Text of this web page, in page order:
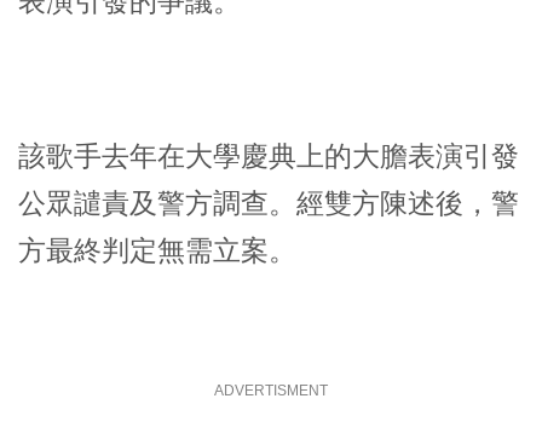
該歌手去年在大學慶典上的大膽表演引發
公眾譴責及警方調查。經雙方陳述後，警
方最終判定無需立案。
ADVERTISMENT